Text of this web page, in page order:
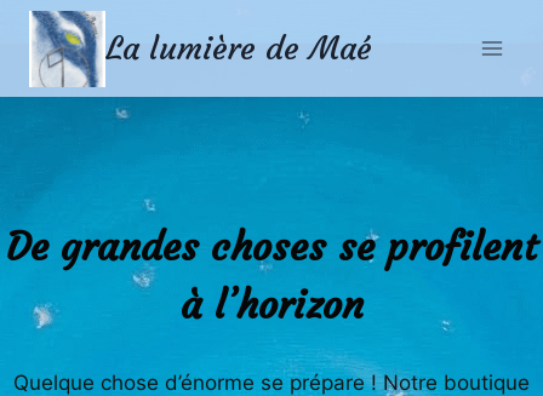
Aller
contenu
Aller
contenu
La lumière de Maé
De grandes choses se profilent
à l’horizon
Quelque chose d’énorme se prépare ! Notre boutique